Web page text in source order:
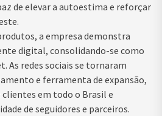
de elevar a autoestima e reforçar
a empresa demonstra
digital, consolidando-se como
As redes sociais se tornaram
e ferramenta de expansão,
em todo o Brasil e
de seguidores e parceiros.